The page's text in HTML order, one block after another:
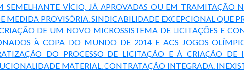
SEMELHANTE VÍCIO, JÁ APROVADAS OU EM TRAMITAÇÃO
MEDIDA PROVISÓRIA. SINDICABILIDADE EXCEPCIONAL QUE
DE UM NOVO MICROSSISTEMA DE LICITAÇÕES E
À COPA DO MUNDO DE 2014 E AOS JOGOS
DO PROCESSO DE LICITAÇÃO E À CRIAÇÃO
MATERIAL. CONTRATAÇÃO INTEGRADA.